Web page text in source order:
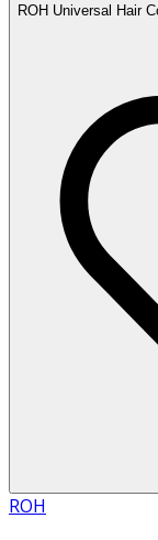
ROH Universal Hair
ROH